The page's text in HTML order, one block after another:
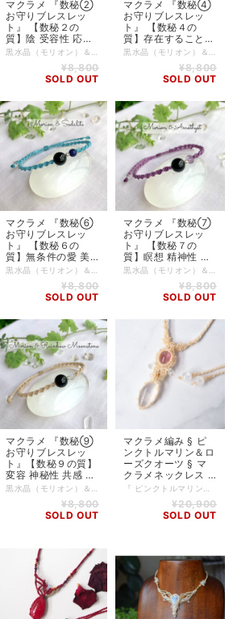
マクラメ 『数秘②
お守りブレスレッ
ト』 【数秘２の
質】陰 受容性 応答
流れること 協調 親
（魔除け） ＆ サン
ストーン ＊ 高品質
¥8,800
SOLD OUT
マクラメ 『数秘④
お守りブレスレッ
ト』 【数秘４の
質】存在すること
信頼 受け入れる 基
水晶（魔除け） ＆
アパタイト ＊ 高品
¥8,800
SOLD OUT
マクラメ 『数秘⑥
お守りブレスレッ
ト』 【数秘６の
質】無条件の愛 美
ハートの真実 与え
＊ 黒水晶（魔除
け） ＆ ソーダライ
¥8,800
SOLD OUT
マクラメ 『数秘⑦
お守りブレスレッ
ト』 【数秘７の
質】瞑想 精神性 叡
智 探究 直感 独りで
黒水晶（魔除け）
＆ アメジスト ＊ 高
¥8,800
SOLD OUT
マクラメ 『数秘⑨
お守りブレスレッ
ト』【数秘９の質】
変容 神秘性 共感 慈
悲 明け渡す 治癒 ＊
＆ レインボームー
ンストーン ＊ 高品
¥8,800
SOLD OUT
マクラメ編み § ピ
ンクトルマリン＆ロ
ーズクオーツ § マ
クラメネックレス §
天然石 § ハンドメ
¥20,900
SOLD OUT